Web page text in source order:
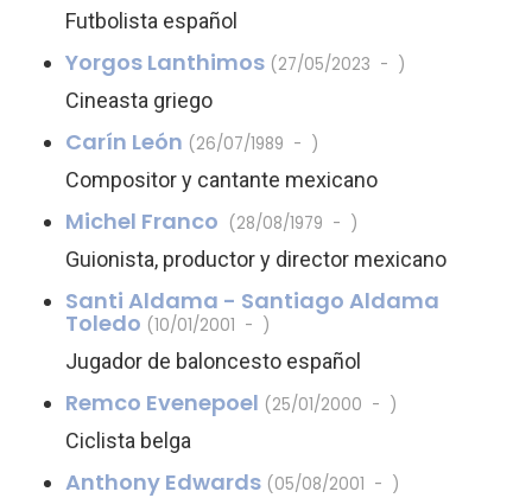
Futbolista español
Yorgos Lanthimos (27/05/2023 - )
Cineasta griego
Carín León (26/07/1989 - )
Compositor y cantante mexicano
Michel Franco (28/08/1979 - )
Guionista, productor y director mexicano
Santi Aldama - Santiago Aldama
Toledo (10/01/2001 - )
Jugador de baloncesto español
Remco Evenepoel (25/01/2000 - )
Ciclista belga
Anthony Edwards (05/08/2001 - )